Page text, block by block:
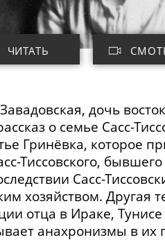
ЧИТАТЬ
дочь
о семье Сасс-
Гринёвка, которое
Тиссовского, бывшего
Сасс-
хозяйством.
отца в Ираке,
анахронизмы в их